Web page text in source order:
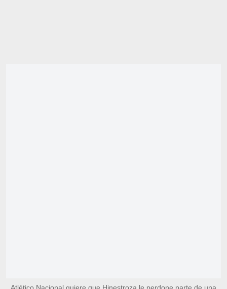
Atlético Nacional quiere que Hinestroza le perdone parte de una